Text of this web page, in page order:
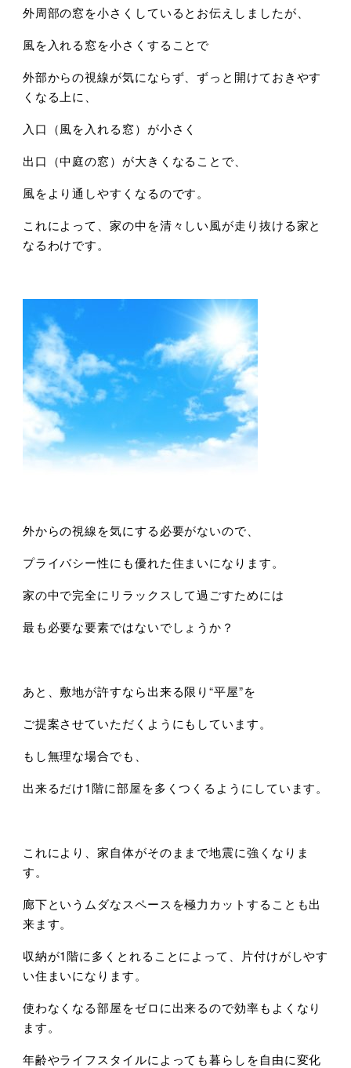
外周部の窓を小さくしているとお伝えしましたが、
風を入れる窓を小さくすることで
外部からの視線が気にならず、ずっと開けておきやす
くなる上に、
入口（風を入れる窓）が小さく
出口（中庭の窓）が大きくなることで、
風をより通しやすくなるのです。
これによって、家の中を清々しい風が走り抜ける家と
なるわけです。
外からの視線を気にする必要がないので、
プライバシー性にも優れた住まいになります。
家の中で完全にリラックスして過ごすためには
最も必要な要素ではないでしょうか？
あと、敷地が許すなら出来る限り“平屋”を
ご提案させていただくようにもしています。
もし無理な場合でも、
出来るだけ1階に部屋を多くつくるようにしています。
これにより、家自体がそのままで地震に強くなりま
す。
廊下というムダなスペースを極力カットすることも出
来ます。
収納が1階に多くとれることによって、片付けがしやす
い住まいになります。
使わなくなる部屋をゼロに出来るので効率もよくなり
ます。
年齢やライフスタイルによっても暮らしを自由に変化